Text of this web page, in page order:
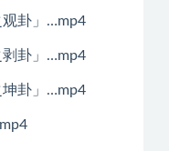
观卦」…mp4
剥卦」…mp4
坤卦」…mp4